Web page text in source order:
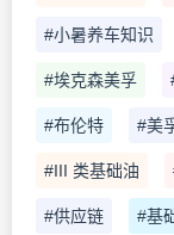
#小暑养车知识
#埃克森美孚
#布伦特 #美
#III 类基础油
#供应链 #基